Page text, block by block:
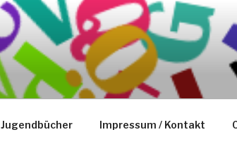
Jugendbücher Impressum / Kontakt